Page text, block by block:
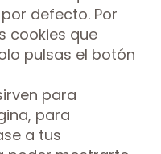
defecto. Por
cookies que
pulsas el botón
para
para
a tus